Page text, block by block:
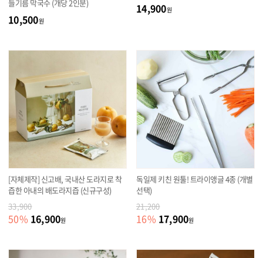
들기름 막국수 (개당 2인분)
10,500원
14,900원
[자체제작] 신고배, 국내산 도라지로 착
즙한 아내의 배도라지즙 (신규구성)
33,900
50% 16,900원
독일제 키친 원툴! 트라이앵글 4종 (개별
선택)
21,200
16% 17,900원